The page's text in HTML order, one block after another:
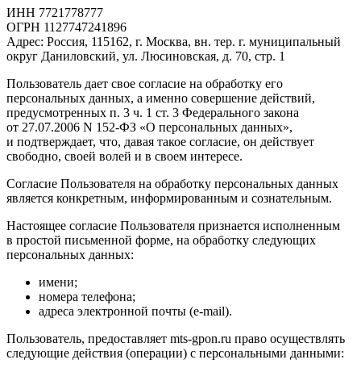
ИНН 7721778777
ОГРН 1127747241896
Адрес: Россия, 115162, г. Москва, вн. тер. г. муниципальный
округ Даниловский, ул. Люсиновская, д. 70, стр. 1
Пользователь дает свое согласие на обработку его
персональных данных, а именно совершение действий,
предусмотренных п. 3 ч. 1 ст. 3 Федерального закона
от 27.07.2006 N 152-ФЗ «О персональных данных»,
и подтверждает, что, давая такое согласие, он действует
свободно, своей волей и в своем интересе.
Согласие Пользователя на обработку персональных данных
является конкретным, информированным и сознательным.
Настоящее согласие Пользователя признается исполненным
в простой письменной форме, на обработку следующих
персональных данных:
имени;
номера телефона;
адреса электронной почты (e-mail).
Пользователь, предоставляет mts-gpon.ru право осуществлять
следующие действия (операции) с персональными данными: